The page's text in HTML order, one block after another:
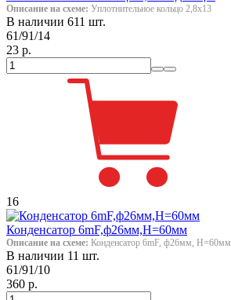
Описание на схеме: Уплотнительное кольцо 2,8x13
В наличии 611 шт.
61/91/14
23 р.
16
Конденсатор 6mF,ф26мм,H=60мм
Описание на схеме: Конденсатор 6mF, ф26мм, H=60мм
В наличии 11 шт.
61/91/10
360 р.